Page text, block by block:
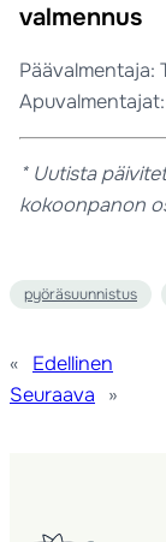
valmennus
Päävalmentaja:
* Uutista
kokoonpanon
pyöräsuunnistus
«
Edellinen
Seuraava
»